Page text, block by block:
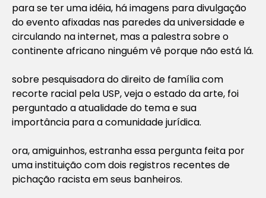
para se ter uma idéia, há imagens para divulgação
do evento afixadas nas paredes da universidade e
circulando na internet, mas a palestra sobre o
continente africano ninguém vê porque não está lá.
sobre pesquisadora do direito de família com
recorte racial pela USP, veja o estado da arte, foi
perguntado a atualidade do tema e sua
importância para a comunidade jurídica.
ora, amiguinhos, estranha essa pergunta feita por
uma instituição com dois registros recentes de
pichação racista em seus banheiros.